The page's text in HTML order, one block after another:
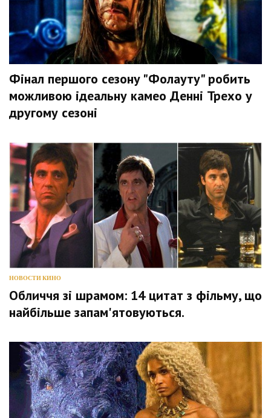
Фінал першого сезону "Фолауту" робить
можливою ідеальну камео Денні Трехо у
другому сезоні
НОВОСТИ КИНО
Обличчя зі шрамом: 14 цитат з фільму, що
найбільше запам'ятовуються.